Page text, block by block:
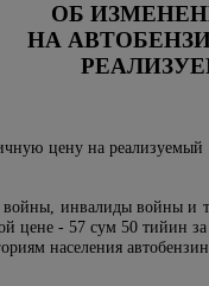
ОБ
НА
цену на
войны, инвалиды войны и
цене - 57 сум 50 тийин
населения автобензин